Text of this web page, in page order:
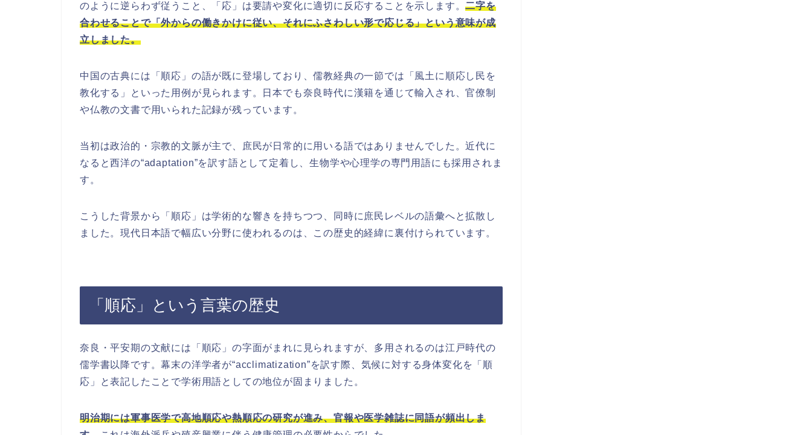
のように逆らわず従うこと、「応」は要請や変化に適切に反応することを示します。二字を
合わせることで「外からの働きかけに従い、それにふさわしい形で応じる」という意味が成
立しました。
中国の古典には「順応」の語が既に登場しており、儒教経典の一節では「風土に順応し民を
教化する」といった用例が見られます。日本でも奈良時代に漢籍を通じて輸入され、官僚制
や仏教の文書で用いられた記録が残っています。
当初は政治的・宗教的文脈が主で、庶民が日常的に用いる語ではありませんでした。近代に
なると西洋の“adaptation”を訳す語として定着し、生物学や心理学の専門用語にも採用されま
す。
こうした背景から「順応」は学術的な響きを持ちつつ、同時に庶民レベルの語彙へと拡散し
ました。現代日本語で幅広い分野に使われるのは、この歴史的経緯に裏付けられています。
「順応」という言葉の歴史
奈良・平安期の文献には「順応」の字面がまれに見られますが、多用されるのは江戸時代の
儒学書以降です。幕末の洋学者が“acclimatization”を訳す際、気候に対する身体変化を「順
応」と表記したことで学術用語としての地位が固まりました。
明治期には軍事医学で高地順応や熱順応の研究が進み、官報や医学雑誌に同語が頻出しま